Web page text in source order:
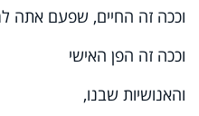
וככה זה החיים, שפעם אתה
וככה זה הפן האישי
והאנושיות שבנו,